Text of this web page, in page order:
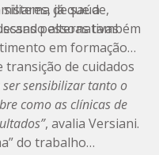
já que a
pessoas também
de saúde,
alternativas
em formação
transição de cuidados
sensibilizar tanto o
como as clínicas de
, avalia Versiani.
do trabalho